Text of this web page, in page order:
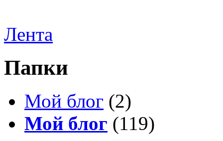
Лента
Папки
Мой блог (2)
Мой блог (119)